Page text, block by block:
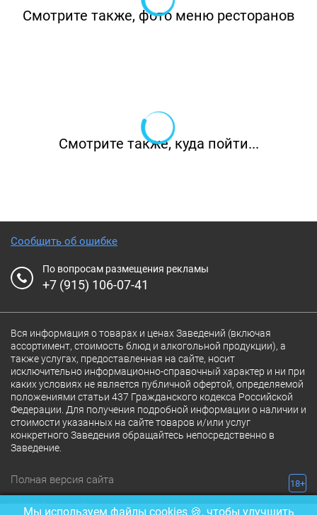
Смотрите также, фото меню ресторанов
Смотрите также, куда пойти...
Сообщить об ошибке
По вопросам размещения рекламы
+7 (915) 106-07-41
Вся информация о товарах и ценах Заведений (включая
ассортимент, стоимость блюд и алкогольной продукции), а
также услугах, предоставленная на сайте, носит
исключительно информационно-справочный характер и ни при
каких условиях не является публичной офертой, определяемой
положениями статьи 437 Гражданского кодекса Российской
Федерации. Для получения подробной информации о наличии и
стоимости указанных на сайте товаров и/или услуг
конкретного Заведения обращайтесь непосредственно в
Заведение.
Полная версия сайта 18+
© 2026 Ресторан.Ru
Мы используем файлы cookies 🍪, чтобы улучшить